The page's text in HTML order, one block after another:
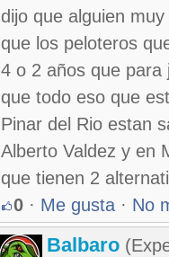
dijo que alguien
que los peloteros
4 o 2 años que para
que todo eso que
Pinar del Rio estan
Alberto Valdez y en
que tienen 2
0 · Me gusta · No
Balbaro